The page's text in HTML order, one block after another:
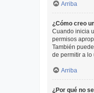
Arriba
¿Cómo creo
Cuando inicia
permisos
También
de permitir a lo
Arriba
¿Por qué no